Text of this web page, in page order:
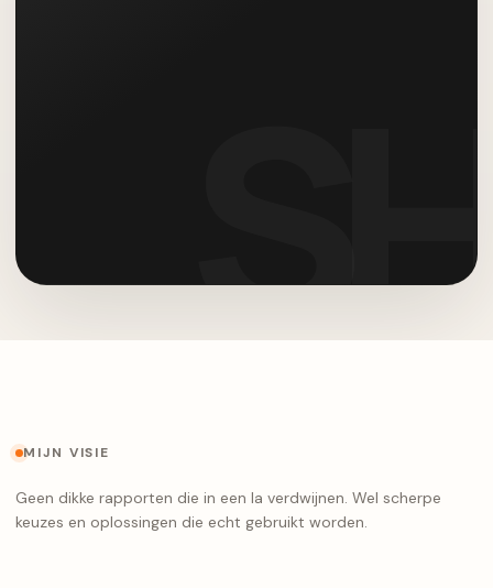
MIJN VISIE
Geen dikke rapporten die in een la verdwijnen. Wel scherpe
keuzes en oplossingen die echt gebruikt worden.